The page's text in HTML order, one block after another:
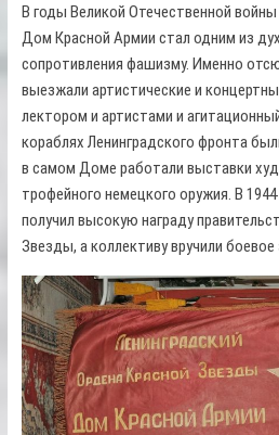
В годы Великой Отечественной
Дом Красной Армии стал одним из
сопротивления фашизму. Именно
выезжали артистические и
лектором и артистами и
кораблях Ленинградского фронта
в самом Доме работали выставки
трофейного немецкого оружия. В
получил высокую награду
Звезды, а коллективу вручили боевое